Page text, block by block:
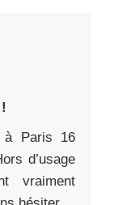
à Paris 16
d’usage
vraiment